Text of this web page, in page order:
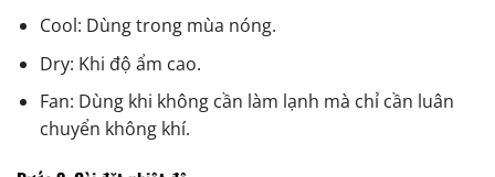
Cool: Dùng trong mùa nóng.
Dry: Khi độ ẩm cao.
Fan: Dùng khi không cần làm lạnh mà chỉ cần luân
chuyển không khí.